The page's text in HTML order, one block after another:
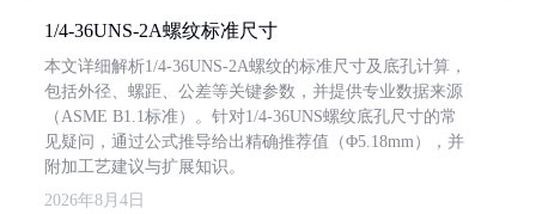
1/4-36UNS-2A螺纹标准尺寸
本文详细解析1/4-36UNS-2A螺纹的标准尺寸及底孔计算，
包括外径、螺距、公差等关键参数，并提供专业数据来源
（ASME B1.1标准）。针对1/4-36UNS螺纹底孔尺寸的常
见疑问，通过公式推导给出精确推荐值（Φ5.18mm），并
附加工艺建议与扩展知识。
2026年8月4日